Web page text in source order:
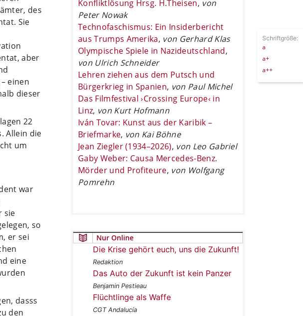
des
Sie
aber
einen
dieser
22
Allein die
um
war
sie
so
er sei
eine
dasss
den
Konfliktlösung Hrsg. H.Theisen, von
Peter Nowak
Technofaschismus: Ein Insiderbericht
aus Trumps Amerika, von Gerhard Klas
Olympische Spiele in Nazideutschland,
von Ulrich Schneider
Lehren ziehen aus dem Putsch und
Bürgerkrieg in Spanien, von Paul Michel
Das Filmfestival ›Crossing Europe‹ in
Linz, von Kurt Hofmann
Iván Tovar: Kunst aus der Karibik –
Briefmarke, von Kai Böhne
Jean Ziegler (1934–2026), von Leo Gabriel
Gaby Weber: Causa Mercedes-Benz.
Mörder und Profiteure, von Wolfgang
Pomrehn
Nur Online
Die Krise gehört euch, uns die Zukunft!
Redaktion
Das Auto der Zukunft ist kein Panzer
Benjamin Pestieau
Flüchtlinge als Waffe
CGT Andalucía
Schriftgröße:
a
a+
a++